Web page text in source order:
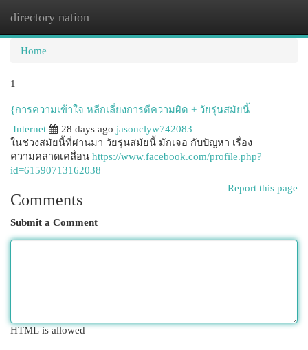
directory nation
Home
1
{การความเข้าใจ หลีกเลี่ยงการตีความผิด + วัยรุ่นสมัยนี้
Internet
28 days ago jasonclyw742083
ในช่วงสมัยนี้ที่ผ่านมา วัยรุ่นสมัยนี้ มักเจอ กับปัญหา เรื่อง
ความคลาดเคลื่อน https://www.facebook.com/profile.php?
id=61590713162038
Report this page
Comments
Submit a Comment
HTML is allowed